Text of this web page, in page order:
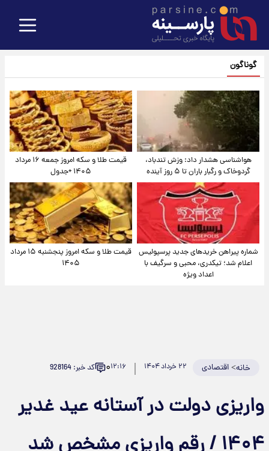
گوناگون
هواشناسی هشدار داد: وزش تندباد،
گردوخاک و رگبار باران تا ۵ روز آینده
قیمت طلا و سکه امروز جمعه ۱۶ مرداد
۱۴۰۵ +جدول
شماره پیراهن خریدهای جدید پرسپولیس
اعلام شد؛ تیکدری، محبی و سرگیف با
اعداد ویژه
قیمت طلا و سکه امروز پنجشنبه ۱۵ مرداد
۱۴۰۵
خانه>اقتصادی ۲۲ خرداد ۱۴۰۴ ۱۲:۱۶۰ کد خبر: 928164
واریزی دولت در آستانه عید غدیر